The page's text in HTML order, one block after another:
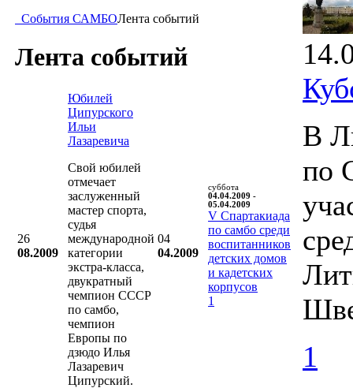
События САМБОЛента событий
Лента событий
26
08.2009
Юбилей
Ципурского
Ильи
Лазаревича
Свой юбилей
отмечает
заслуженный
мастер спорта,
судья
международной
категории
экстра-класса,
двукратный
чемпион СССР
по самбо,
чемпион
Европы по
дзюдо Илья
Лазаревич
Ципурский.
04
04.2009
суббота
04.04.2009 -
05.04.2009
V Cпартакиада
по самбо среди
воспитанников
детских домов
и кадетских
корпусов
1
В
по
1